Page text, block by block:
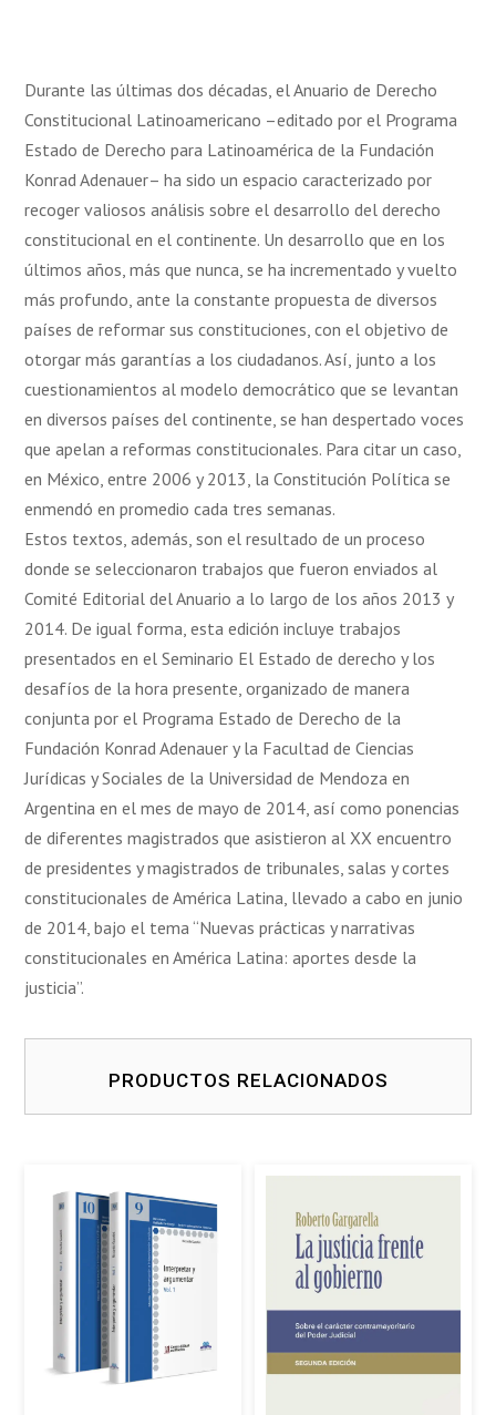
Durante las últimas dos décadas, el Anuario de Derecho
Constitucional Latinoamericano –editado por el Programa
Estado de Derecho para Latinoamérica de la Fundación
Konrad Adenauer– ha sido un espacio caracterizado por
recoger valiosos análisis sobre el desarrollo del derecho
constitucional en el continente. Un desarrollo que en los
últimos años, más que nunca, se ha incrementado y vuelto
más profundo, ante la constante propuesta de diversos
países de reformar sus constituciones, con el objetivo de
otorgar más garantías a los ciudadanos. Así, junto a los
cuestionamientos al modelo democrático que se levantan
en diversos países del continente, se han despertado voces
que apelan a reformas constitucionales. Para citar un caso,
en México, entre 2006 y 2013, la Constitución Política se
enmendó en promedio cada tres semanas.
Estos textos, además, son el resultado de un proceso
donde se seleccionaron trabajos que fueron enviados al
Comité Editorial del Anuario a lo largo de los años 2013 y
2014. De igual forma, esta edición incluye trabajos
presentados en el Seminario El Estado de derecho y los
desafíos de la hora presente, organizado de manera
conjunta por el Programa Estado de Derecho de la
Fundación Konrad Adenauer y la Facultad de Ciencias
Jurídicas y Sociales de la Universidad de Mendoza en
Argentina en el mes de mayo de 2014, así como ponencias
de diferentes magistrados que asistieron al XX encuentro
de presidentes y magistrados de tribunales, salas y cortes
constitucionales de América Latina, llevado a cabo en junio
de 2014, bajo el tema “Nuevas prácticas y narrativas
constitucionales en América Latina: aportes desde la
justicia”.
PRODUCTOS RELACIONADOS